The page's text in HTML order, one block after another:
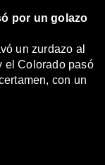
por un golazo
un zurdazo al
el Colorado pasó
con un